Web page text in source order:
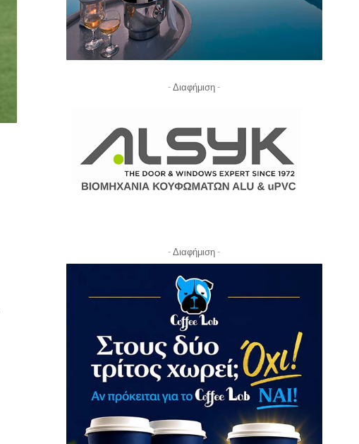
- Διαφήμιση -
- Διαφήμιση -